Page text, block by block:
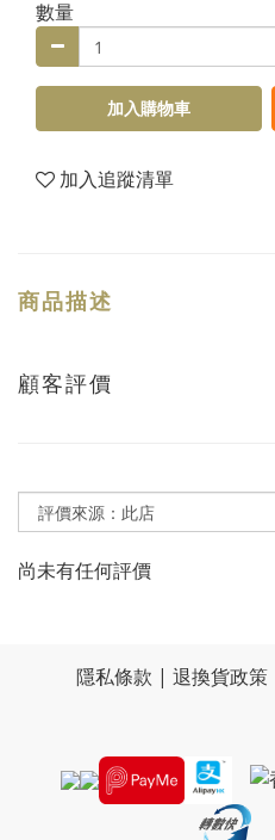
數量
加入購物車
加入追蹤清單
商品描述
顧客評價
尚未有任何評價
隱私條款 | 退換貨政策